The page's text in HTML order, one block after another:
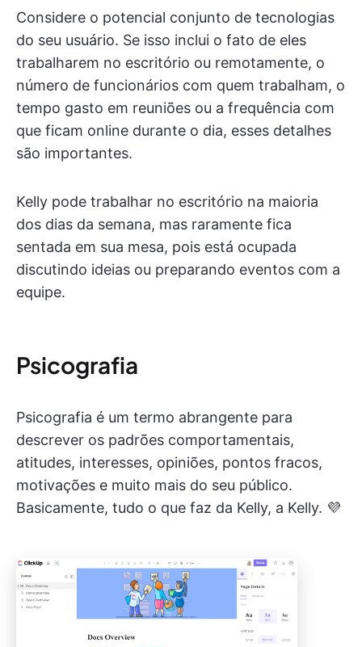
Considere o potencial conjunto de tecnologias
do seu usuário. Se isso inclui o fato de eles
trabalharem no escritório ou remotamente, o
número de funcionários com quem trabalham, o
tempo gasto em reuniões ou a frequência com
que ficam online durante o dia, esses detalhes
são importantes.
Kelly pode trabalhar no escritório na maioria
dos dias da semana, mas raramente fica
sentada em sua mesa, pois está ocupada
discutindo ideias ou preparando eventos com a
equipe.
Psicografia
Psicografia é um termo abrangente para
descrever os padrões comportamentais,
atitudes, interesses, opiniões, pontos fracos,
motivações e muito mais do seu público.
Basicamente, tudo o que faz da Kelly, a Kelly. 💜